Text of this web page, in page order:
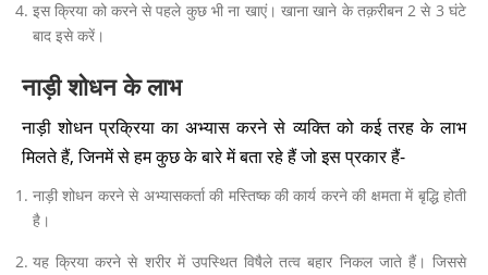
इस क्रिया को करने से पहले कुछ भी ना खाएं। खाना खाने के तक़रीबन 2 से 3 घंटे
बाद इसे करें।
नाड़ी शोधन के लाभ
नाड़ी शोधन प्रक्रिया का अभ्यास करने से व्यक्ति को कई तरह के लाभ
मिलते हैं, जिनमें से हम कुछ के बारे में बता रहे हैं जो इस प्रकार हैं-
नाड़ी शोधन करने से अभ्यासकर्ता की मस्तिष्क की कार्य करने की क्षमता में बृद्धि होती
है।
यह क्रिया करने से शरीर में उपस्थित विषैले तत्व बहार निकल जाते हैं। जिससे